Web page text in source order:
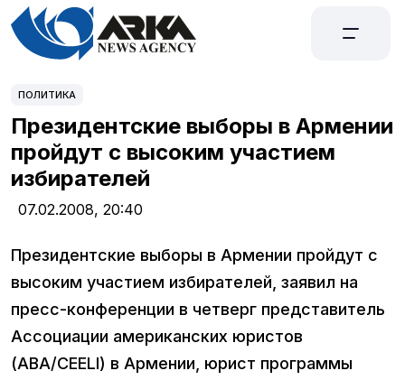
ПОЛИТИКА
Президентские выборы в Армении
пройдут с высоким участием
избирателей
07.02.2008, 20:40
Президентские выборы в Армении пройдут с
высоким участием избирателей, заявил на
пресс-конференции в четверг представитель
Ассоциации американских юристов
(ABA/CEELI) в Армении, юрист программы